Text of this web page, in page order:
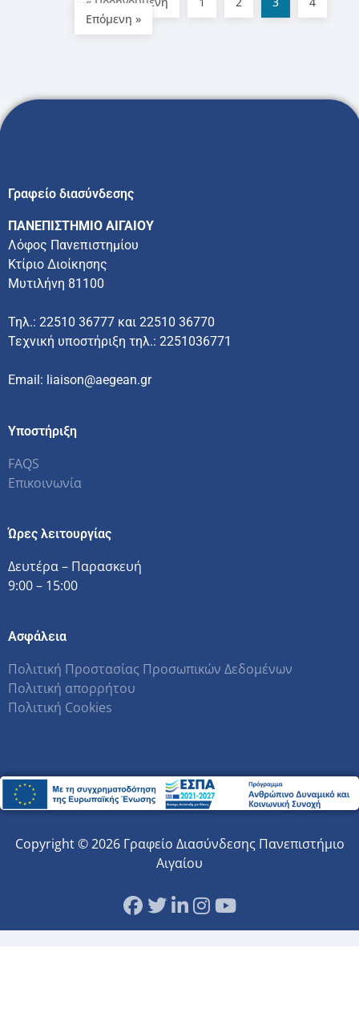
Επόμενη »
Γραφείο διασύνδεσης
ΠΑΝΕΠΙΣΤΗΜΙΟ ΑΙΓΑΙΟΥ
Λόφος Πανεπιστημίου
Κτίριο Διοίκησης
Μυτιλήνη 81100
Τηλ.: 22510 36777 και 22510 36770
Τεχνική υποστήριξη τηλ.: 2251036771
Email: liaison@aegean.gr
Υποστήριξη
FAQS
Επικοινωνία
Ώρες λειτουργίας
Δευτέρα – Παρασκευή
9:00 – 15:00
Ασφάλεια
Πολιτική Προστασίας Προσωπικών Δεδομένων
Πολιτική απορρήτου
Πολιτική Cookies
Copyright © 2026 Γραφείο Διασύνδεσης Πανεπιστήμιο
Αιγαίου